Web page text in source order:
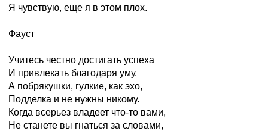
Я чувствую, еще я в этом плох.
Фауст
Учитесь честно достигать успеха
И привлекать благодаря уму.
А побрякушки, гулкие, как эхо,
Подделка и не нужны никому.
Когда всерьез владеет что-то вами,
Не станете вы гнаться за словами,